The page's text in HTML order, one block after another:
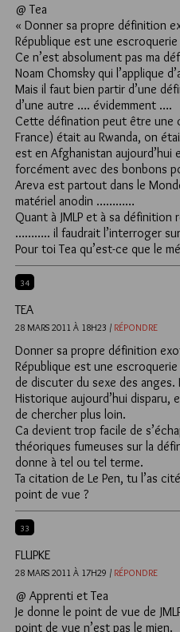
@ Tea
« Donner sa propre définition
République est une
Ce n’est absolument pas ma
Noam Chomsky qui l’applique
Mais il faut bien partir d’une
d’une autre …. évidemment ….
Cette défination peut être une
France) était au Rwanda, on
est en Afghanistan
forcément avec des bonbons
Areva est partout dans le
matériel anodin …………
Quant à JMLP et à sa
……….. il faudrait l’interroger
Pour toi Tea qu’est-ce que le
34
TEA
28 MARS 2011 À 18H23 / RÉPONDRE
Donner sa propre définition
République est une
de discuter du sexe des anges.
Historique aujourd’hui disparu,
de chercher plus loin.
Ca devient trop facile de
théoriques fumeuses sur la
donne à tel ou tel terme.
Ta citation de Le Pen, tu l’as
point de vue ?
33
FLUPKE
28 MARS 2011 À 17H29 / RÉPONDRE
@ Apprenti et Tea
Je donne le point de vue de
point de vue n’est pas le mien.